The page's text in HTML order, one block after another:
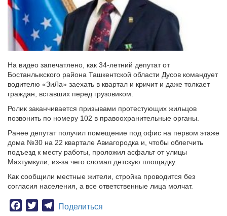
На видео запечатлено, как 34-летний депутат от
Бостанлыкского района Ташкентской области Дусов командует
водителю «ЗиЛа» заехать в квартал и кричит и даже толкает
граждан, вставших перед грузовиком.
Ролик заканчивается призывами протестующих жильцов
позвонить по номеру 102 в правоохранительные органы.
Ранее депутат получил помещение под офис на первом этаже
дома №30 на 22 квартале Авиагородка и, чтобы облегчить
подъезд к месту работы, проложил асфальт от улицы
Махтумкули, из-за чего сломал детскую площадку.
Как сообщили местные жители, стройка проводится без
согласия населения, а все ответственные лица молчат.
Facebook
TwitterTelegram
Поделиться